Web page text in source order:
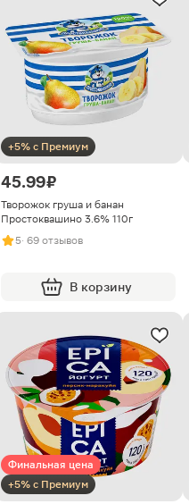
+5% с Премиум
45.99 ₽
Творожок груша и банан
Простоквашино 3.6% 110г
5· 69 отзывов
В корзину
Финальная цена
+5% с Премиум